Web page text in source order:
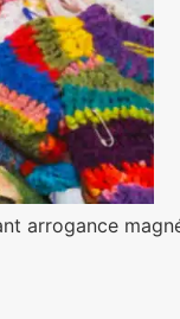
arrogance